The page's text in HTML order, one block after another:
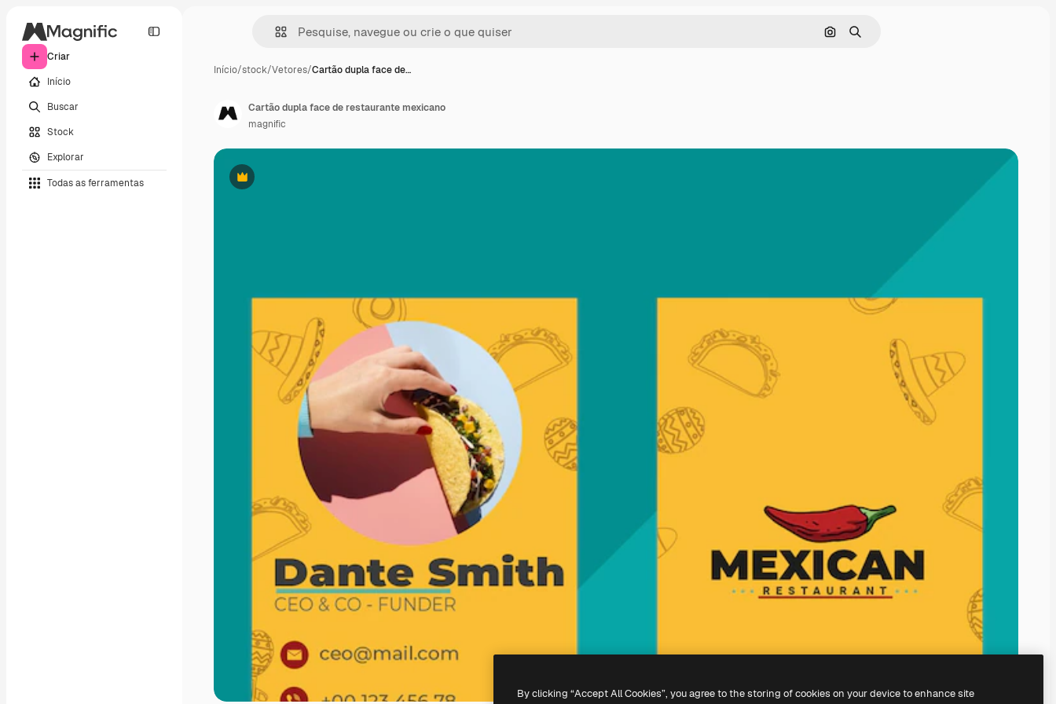
Criar
Início
Buscar
Stock
Explorar
Todas as ferramentas
Pesquisar por imagem
Buscar
Início/stock/Vetores/Cartão dupla face de…
Premium
Cartão dupla face de restaurante mexicano
magnific
By clicking “Accept All Cookies”, you agree to the storing of cookies on your device to enhance site